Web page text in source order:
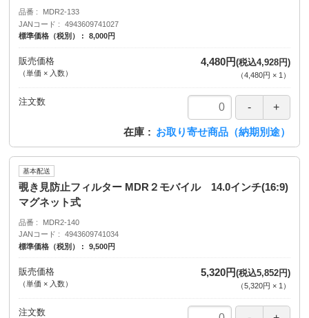
品番
MDR2-133
JANコード
4943609741027
標準価格（税別）
8,000円
販売価格
（単価 × 入数）
4,480円(税込4,928円)
（4,480円 × 1）
注文数
在庫 お取り寄せ商品（納期別途）
基本配送
覗き見防止フィルター MDR２モバイル 14.0インチ(16:9)
マグネット式
品番
MDR2-140
JANコード
4943609741034
標準価格（税別）
9,500円
販売価格
（単価 × 入数）
5,320円(税込5,852円)
（5,320円 × 1 ）
注文数